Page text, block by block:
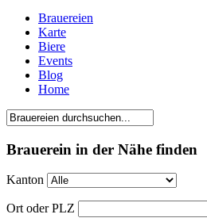
Brauereien
Karte
Biere
Events
Blog
Home
Brauerein in der Nähe finden
Kanton
Ort oder PLZ